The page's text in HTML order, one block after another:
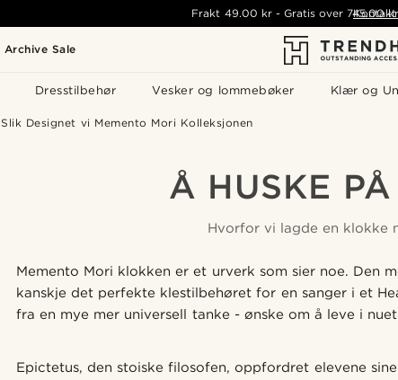
Archive Sale
Dresstilbehør Vesker og lommebøker Klær og
Frakt 49.00 kr- Gratis over 745.00 kr
Kontakt
Slik Designet vi Memento Mori Kolleksjonen
Å HUSKE
Hvorfor vi lagde en klokke
Memento Mori klokken er et urverk som sier noe. Den
kanskje det perfekte klestilbehøret for en sanger i et
fra en mye mer universell tanke - ønske om å leve i
Epictetus, den stoiske filosofen, oppfordret elevene